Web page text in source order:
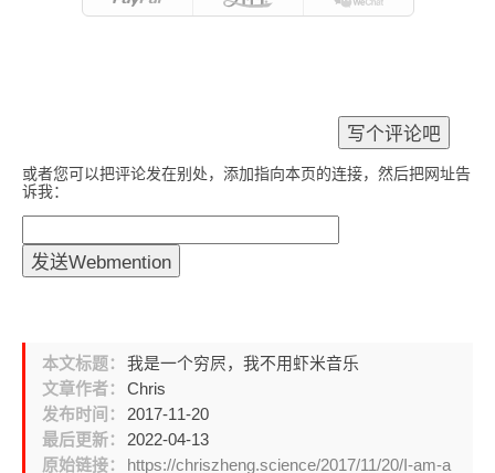
或者您可以把评论发在别处，添加指向本页的连接，然后把网址告
诉我：
本文标题：
我是一个穷屄，我不用虾米音乐
文章作者：
Chris
发布时间：
2017-11-20
最后更新：
2022-04-13
原始链接：
https://chriszheng.science/2017/11/20/I-am-a